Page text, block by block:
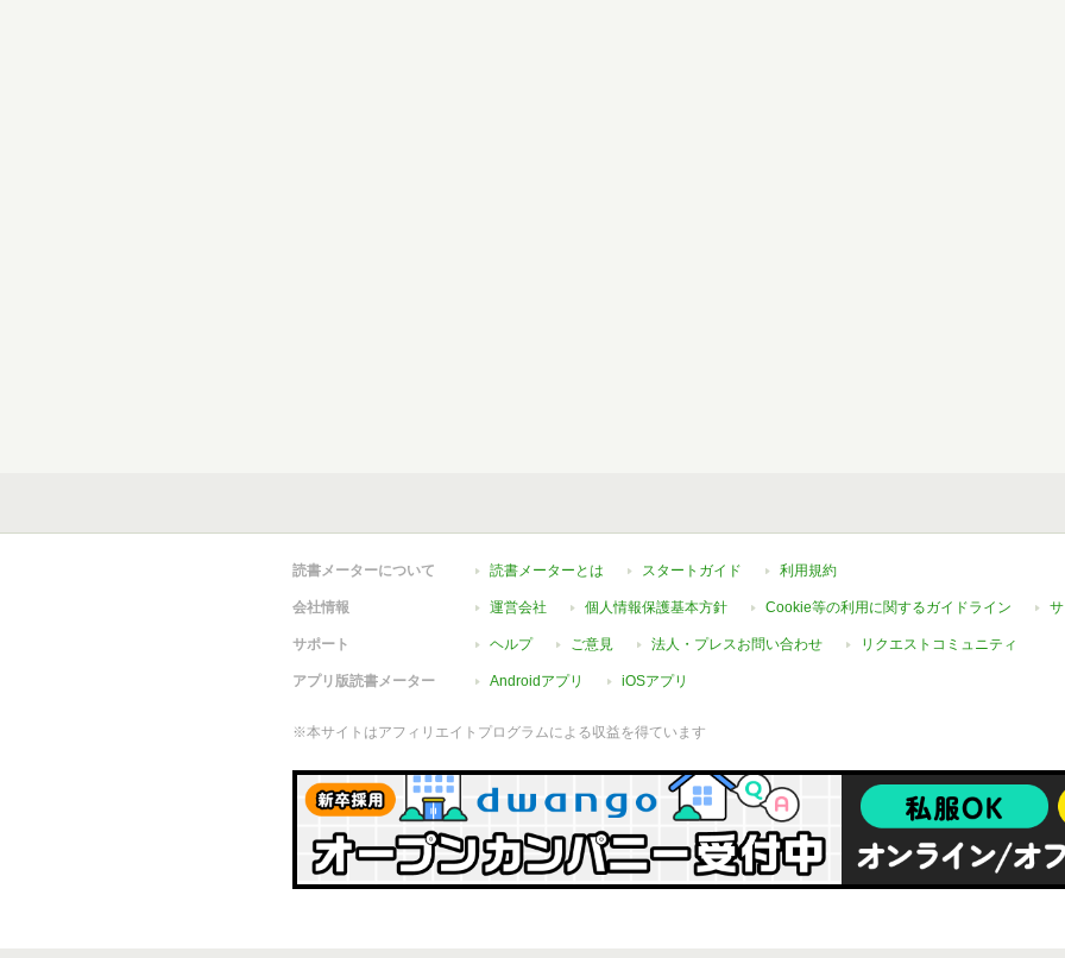
読書メーターについて 読書メーターとは スタートガイド 利用規約
会社情報 運営会社 個人情報保護基本方針 Cookie等の利用に関するガイドライン
サポート ヘルプ ご意見 法人・プレスお問い合わせ リクエストコミュニティ
アプリ版読書メーター Androidアプリ iOSアプリ
※本サイトはアフィリエイトプログラムによる収益を得ています